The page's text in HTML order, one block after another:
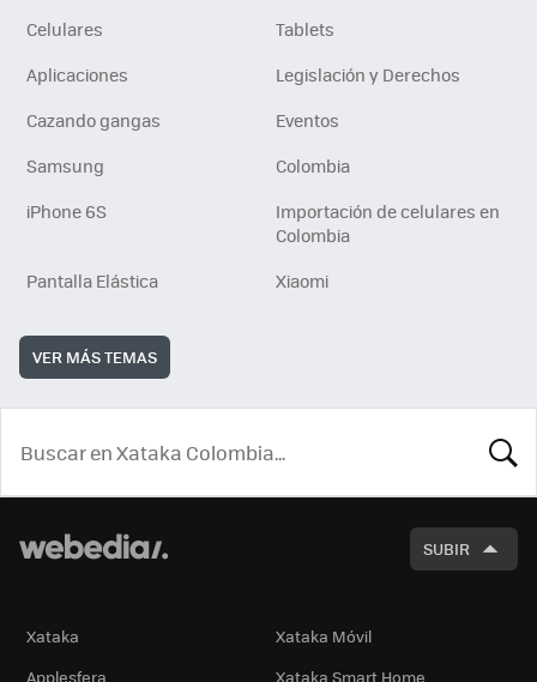
Celulares
Tablets
Aplicaciones
Legislación y Derechos
Cazando gangas
Eventos
Samsung
Colombia
iPhone 6S
Importación de celulares en
Colombia
Pantalla Elástica
Xiaomi
VER MÁS TEMAS
SUBIR
Xataka
Xataka Móvil
Applesfera
Xataka Smart Home